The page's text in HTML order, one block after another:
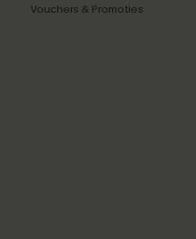
Vouchers & Promoties